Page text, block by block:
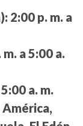
2:00 p. m. a
a 5:00 a.
a. m.